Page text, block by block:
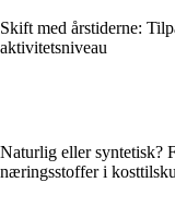
Skift med årstiderne:
aktivitetsniveau
Naturlig eller syntetisk?
næringsstoffer i